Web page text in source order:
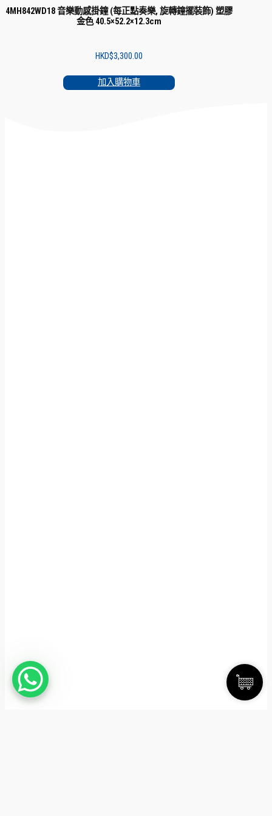
4MH842WD18 音樂動感掛鐘 (每正點奏樂, 旋轉鐘擺裝飾) 塑膠
金色 40.5×52.2×12.3cm
HKD$3,300.00
加入購物車